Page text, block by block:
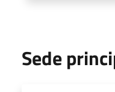
Sede